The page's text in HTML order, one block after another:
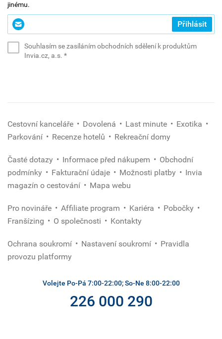
jinému.
Zadejte
svůj
Přihlásit
Souhlasím se zasíláním obchodních sdělení k produktům
Invia.cz, a.s. *(povinné)
Cestovní kanceláře Dovolená Last minute
Exotika
Parkování
Recenze hotelů Rekreační domy
Časté dotazy Informace před nákupem
Obchodní
podmínky
Fakturační údaje Možnosti platby
Invia
magazín o cestování
Mapa webu
Pro novináře Affiliate program Kariéra
Pobočky
Franšízing
O společnosti Kontakty
Ochrana soukromí Nastavení soukromí
Pravidla
provozu platformy
Volejte Po-Pá 7:00-22:00; So-Ne 8:00-22:00
226 000 290